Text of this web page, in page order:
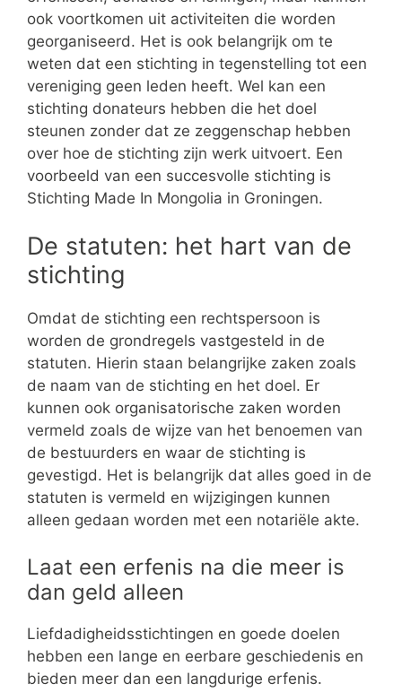
ook voortkomen uit activiteiten die worden
georganiseerd. Het is ook belangrijk om te
weten dat een stichting in tegenstelling tot een
vereniging geen leden heeft. Wel kan een
stichting donateurs hebben die het doel
steunen zonder dat ze zeggenschap hebben
over hoe de stichting zijn werk uitvoert. Een
voorbeeld van een succesvolle stichting is
Stichting Made In Mongolia in Groningen.
De statuten: het hart van de
stichting
Omdat de stichting een rechtspersoon is
worden de grondregels vastgesteld in de
statuten. Hierin staan belangrijke zaken zoals
de naam van de stichting en het doel. Er
kunnen ook organisatorische zaken worden
vermeld zoals de wijze van het benoemen van
de bestuurders en waar de stichting is
gevestigd. Het is belangrijk dat alles goed in de
statuten is vermeld en wijzigingen kunnen
alleen gedaan worden met een notariële akte.
Laat een erfenis na die meer is
dan geld alleen
Liefdadigheidsstichtingen en goede doelen
hebben een lange en eerbare geschiedenis en
bieden meer dan een langdurige erfenis.